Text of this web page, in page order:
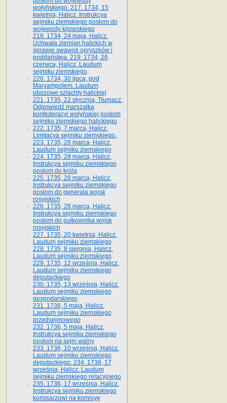
wołyńskiego. 217. 1734, 15
kwietnia, Halicz. Instrukcya
sejmiku ziemskiego posłom do
wojewody kijowskiego
218. 1734, 24 maja, Halicz.
Uchwała ziemian halickich w
sprawie swawoli opryszków i
poddaństwa. 219. 1734, 26
czerwca, Halicz. Laudum
sejmiku ziemskiego
220. 1734, 30 lipca, pod
Maryampolem. Laudum
obozowe szlachty halickiej
221. 1735, 22 stycznia, Tłumacz.
Odpowiedź marszałka
konfederacyi wołyńskiej posłom
sejmiku ziemskiego halickiego
222. 1735, 7 marca, Halicz.
Limitacya sejmiku ziemskiego.
223. 1735, 28 marca, Halicz.
Laudum sejmiku ziemskiego
224. 1735, 28 marca, Halicz.
Instrukcya sejmiku ziemskiego
posłom do króla
225. 1735, 28 marca, Halicz.
Instrukcya sejmiku ziemskiego
posłom do generała wojsk
rosyjskich
226. 1735, 28 marca, Halicz.
Instrukcya sejmiku ziemskiego
posłom do pułkownika wojsk
rosyjskich
227. 1735, 20 kwietnia, Halicz.
Laudum sejmiku ziemskiego
228. 1735, 8 sierpnia, Halicz.
Laudum sejmiku ziemskiego
229. 1735, 12 września, Halicz.
Laudum sejmiku ziemskiego
deputackiego
230. 1735, 13 września, Halicz.
Laudum sejmiku ziemskiego
gospodarskiego
231. 1736, 5 maja, Halicz.
Laudum sejmiku ziemskiego
przedsejmowego
232. 1736, 5 maja, Halicz.
Instrukcya sejmiku ziemskiego
posłom na sejm walny
233. 1736, 10 września, Halicz.
Laudum sejmiku ziemskiego
deputackiego. 234. 1736, 17
września, Halicz. Laudum
sejmiku ziemskiego relacyjnego
235. 1736, 17 września, Halicz.
Instrukcya sejmiku ziemskiego
komisarzowi na komisyę